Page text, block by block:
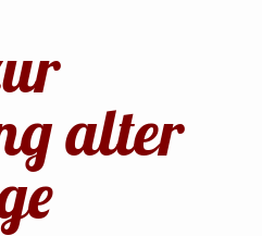
alter